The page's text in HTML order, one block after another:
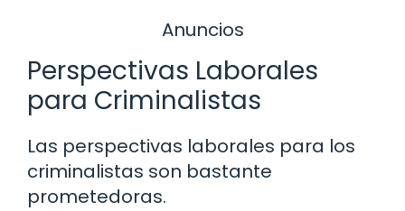
Anuncios
Perspectivas Laborales
para Criminalistas
Las perspectivas laborales para los
criminalistas son bastante
prometedoras.